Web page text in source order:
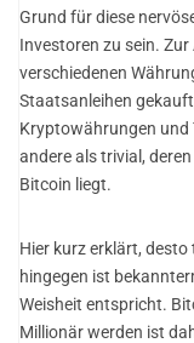
Grund für diese
Investoren zu sein.
verschiedenen
Staatsanleihen
Kryptowährungen und
andere als trivial,
Bitcoin liegt.
Hier kurz erklärt, desto
hingegen ist
Weisheit entspricht.
Millionär werden ist